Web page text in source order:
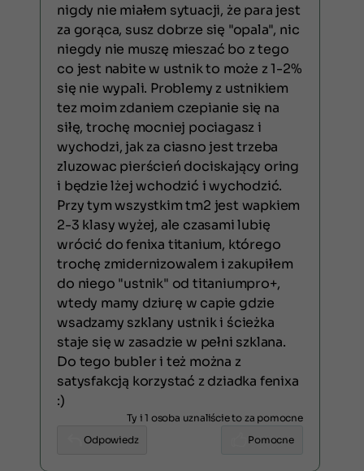
nigdy nie miałem sytuacji, że para jest
za gorąca, susz dobrze się "opala", nic
niegdy nie muszę mieszać bo z tego
co jest nabite w ustnik to może z 1-2%
się nie wypali. Problemy z ustnikiem
tez moim zdaniem czepianie się na
siłę, trochę mocniej pociagasz i
wychodzi, jak za ciasno jest trzeba
zluzowac pierścień dociskający oring
i będzie lżej wchodzić i wychodzić.
Przy tym wszystkim tm2 jest wapkiem
2-3 klasy wyżej, ale czasami lubię
wrócić do fenixa titanium, którego
trochę zmidernizowalem i zakupiłem
do niego "ustnik" od titaniumpro+,
wtedy mamy dziurę w capie gdzie
wsadzamy szklany ustnik i ścieżka
staje się w zasadzie w pełni szklana.
Do tego bubler i też można z
satysfakcją korzystać z dziadka fenixa
:)
Ty i 1 osoba uznaliście to za pomocne
Odpowiedz
Pomocne